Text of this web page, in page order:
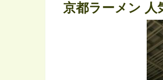
京都ラーメン 人